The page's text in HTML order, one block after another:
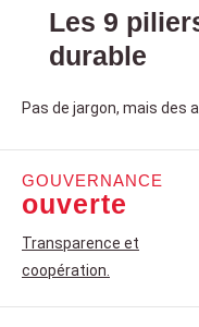
Les 9
durable
Pas de jargon, mais des
GOUVERNANCE
ouverte
Transparence et
coopération.